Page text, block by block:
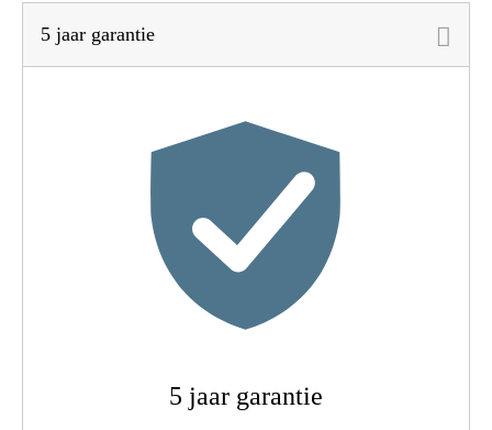
Materiaal
Roestvrij Staal SUS
1,0 Kg
5 jaar garantie
5 jaar garantie